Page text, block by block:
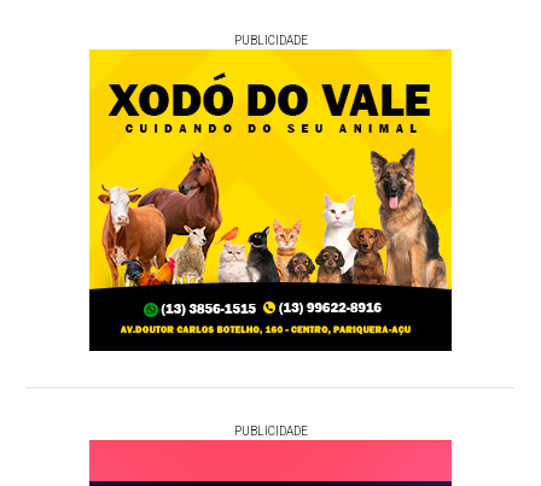
PUBLICIDADE
PUBLICIDADE